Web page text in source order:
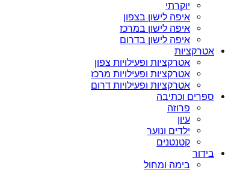
יוקרתי
איפה לישון בצפון
איפה לישון במרכז
איפה לישון בדרום
אטרקציות
אטרקציות ופעילויות צפון
אטרקציות ופעילויות מרכז
אטרקציות ופעילויות דרום
ספרים וכתיבה
פרוזה
עיון
ילדים ונוער
קטנטנים
בידור
בימה ומחול